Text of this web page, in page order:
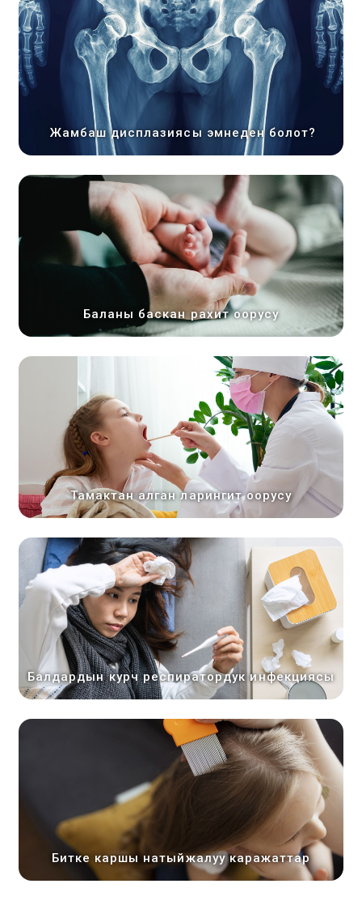
Жамбаш дисплазиясы эмнеден болот?
Баланы баскан рахит оорусу
Тамактан алган ларингит оорусу
Балдардын курч респиратордук инфекциясы
Битке каршы натыйжалуу каражаттар